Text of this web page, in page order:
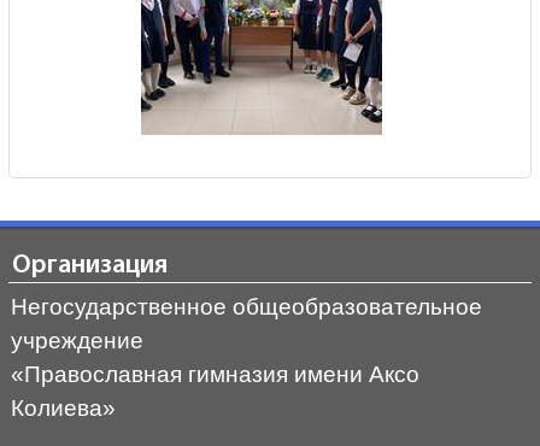
Организация
Негосударственное общеобразовательное
учреждение
«Православная гимназия имени Аксо
Колиева»